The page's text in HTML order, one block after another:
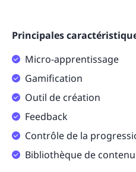
Principales
Micro-apprentissage
Gamification
Outil de création
Feedback
Contrôle de la
Bibliothèque de contenu